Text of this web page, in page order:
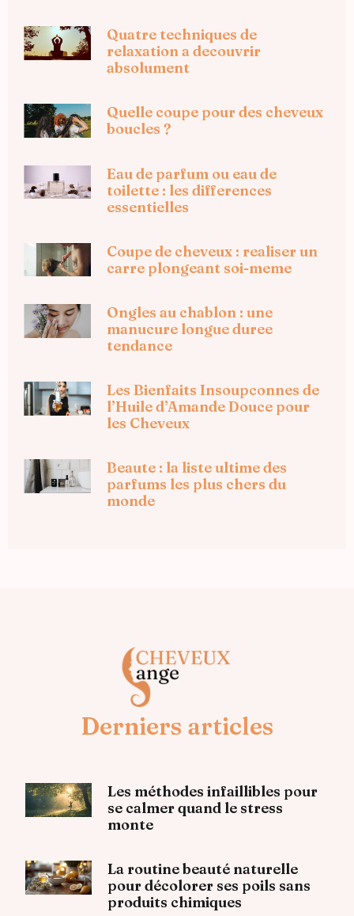
Quatre techniques de
relaxation a decouvrir
absolument
Quelle coupe pour des cheveux
boucles ?
Eau de parfum ou eau de
toilette : les differences
essentielles
Coupe de cheveux : realiser un
carre plongeant soi-meme
Ongles au chablon : une
manucure longue duree
tendance
Les Bienfaits Insoupconnes de
l’Huile d’Amande Douce pour
les Cheveux
Beaute : la liste ultime des
parfums les plus chers du
monde
Derniers articles
Les méthodes infaillibles pour
se calmer quand le stress
monte
La routine beauté naturelle
pour décolorer ses poils sans
produits chimiques